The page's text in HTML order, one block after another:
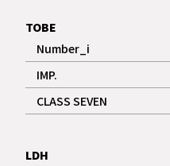
TOBE
Number_i
記事
IMP.
記事
CLASS SEVEN
記事
LDH